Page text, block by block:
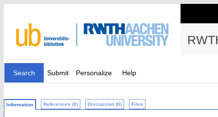
Search Submit Personalize Help
Information References (0) Discussion (0) Files